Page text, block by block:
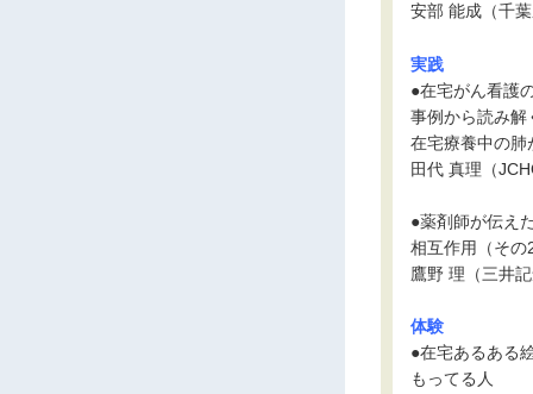
安部 能成（千
実践
●在宅がん看護
事例から読み
在宅療養中の肺
田代 真理（
●薬剤師が伝え
相互作用（そ
鷹野 理（三井
体験
●在宅あるある
もってる人